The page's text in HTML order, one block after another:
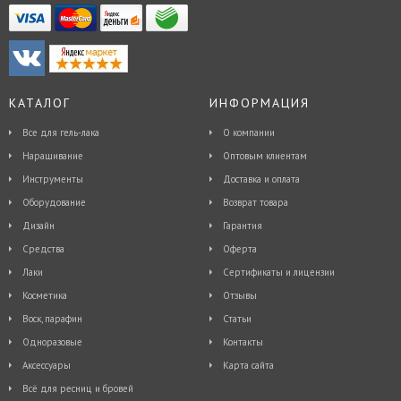
КАТАЛОГ
Все для гель-лака
Наращивание
Инструменты
Оборудование
Дизайн
Средства
Лаки
Косметика
Воск, парафин
Одноразовые
Аксессуары
Всё для ресниц и бровей
ИНФОРМАЦИЯ
О компании
Оптовым клиентам
Доставка и оплата
Возврат товара
Гарантия
Оферта
Сертификаты и лицензии
Отзывы
Статьи
Контакты
Карта сайта